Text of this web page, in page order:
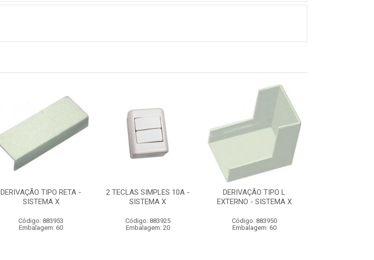
DERIVAÇÃO TIPO RETA -
SISTEMA X
Código: 883953
Embalagem: 60
2 TECLAS SIMPLES 10A -
SISTEMA X
Código: 883925
Embalagem: 20
DERIVAÇÃO TIPO L
EXTERNO - SISTEMA X
Código: 883950
Embalagem: 60